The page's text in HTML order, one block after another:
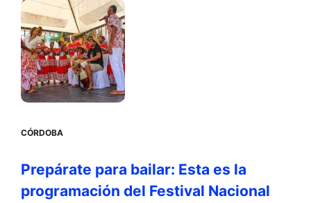
CÓRDOBA
Prepárate para bailar: Esta es la
programación del Festival Nacional